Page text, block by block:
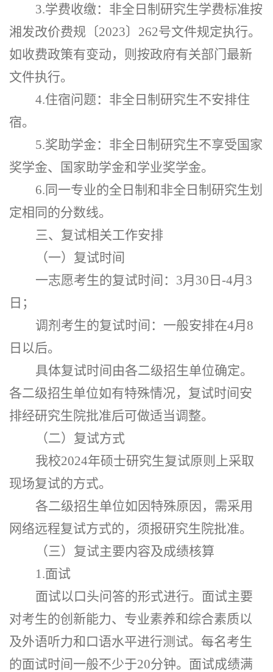
3.学费收缴：非全日制研究生学费标准按
湘发改价费规〔2023〕 262号文件规定执行。
如收费政策有变动，则按政府有关部门最新
文件执行。
4.住宿问题：非全日制研究生不安排住
宿。
5.奖助学金：非全日制研究生不享受国家
奖学金、国家助学金和学业奖学金。
6.同一专业的全日制和非全日制研究生划
定相同的分数线。
三、复试相关工作安排
（一）复试时间
一志愿考生的复试时间： 3月 30 日 -4月 3
日；
调剂考生的复试时间：一般安排在4月 8
日以后。
具体复试时间由各二级招生单位确定。
各二级招生单位如有特殊情况，复试时间安
排经研究生院批准后可做适当调整。
（二）复试方式
我校2024年硕士研究生复试原则上采取
现场复试的方式。
各二级招生单位如因特殊原因，需采用
网络远程复试方式的，须报研究生院批准。
（三）复试主要内容及成绩核算
1.面试
面试以口头问答的形式进行。面试主要
对考生的创新能力、专业素养和综合素质以
及外语听力和口语水平进行测试。每名考生
的面试时间一般不少于20分钟。面试成绩满